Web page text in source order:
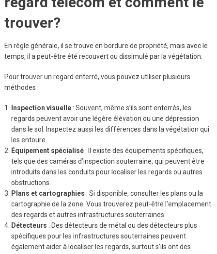
trouver?
En règle générale, il se trouve en bordure de propriété, mais avec le
temps, il a peut-être été recouvert ou dissimulé par la végétation.
Pour trouver un regard enterré, vous pouvez utiliser plusieurs
méthodes :
Inspection visuelle: Souvent, même s’ils sont enterrés, les
regards peuvent avoir une légère élévation ou une dépression
dans le sol. Inspectez aussi les différences dans la végétation qui
les entoure.
Équipement spécialisé: Il existe des équipements spécifiques,
tels que des caméras d’inspection souterraine, qui peuvent être
introduits dans les conduits pour localiser les regards ou autres
obstructions.
Plans et cartographies : Si disponible, consulter les plans ou la
cartographie de la zone. Vous trouverez peut-être l’emplacement
des regards et autres infrastructures souterraines.
Détecteurs : Des détecteurs de métal ou des détecteurs plus
spécifiques pour les infrastructures souterraines peuvent
également aider à localiser les regards, surtout s’ils ont des